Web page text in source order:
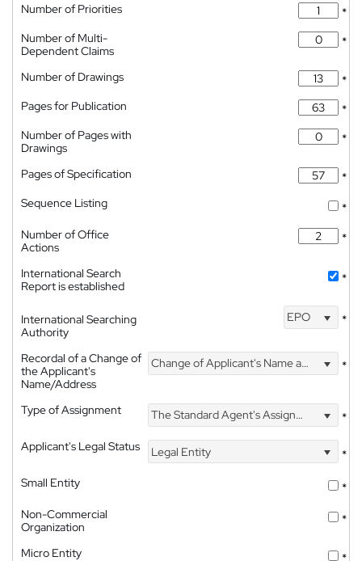
Number of Priorities
*
Number of Multi-
Dependent Claims
*
Number of Drawings
*
Pages for Publication
*
Number of Pages with
Drawings
*
Pages of Specification
*
Sequence Listing
*
Number of Office
Actions
*
International Search
Report is established
*
International Searching
Authority
EPO *
Recordal of a Change of
the Applicant's
Name/Address
Change of Applicant's Name and Address *
Type of Assignment The Standard Agent's Assignment
*
Applicant's Legal Status
Legal Entity
*
Small Entity
*
Non-Commercial
Organization
*
Micro Entity *